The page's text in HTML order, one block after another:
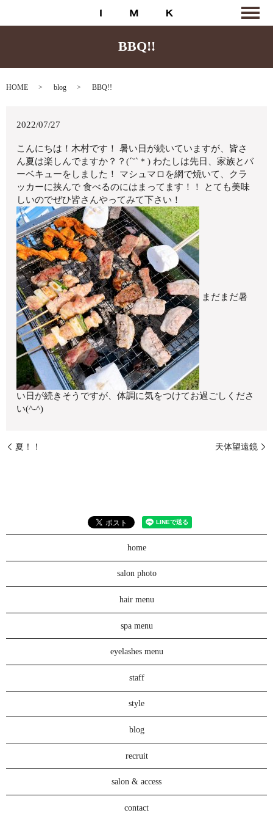
BBQ!!
HOME blog BBQ!!
2022/07/27
こんにちは！木村です！ 暑い日が続いていますが、皆さ
ん夏は楽しんでますか？？(´˘`＊) わたしは先日、家族とバ
ーベキューをしました！ マシュマロを網で焼いて、クラ
ッカーに挟んで 食べるのにはまってます！！ とても美味
しいのでぜひ皆さんやってみて下さい！
まだまだ暑
い日が続きそうですが、体調に気をつけてお過ごしくださ
い(^-^)
夏！！ 天体望遠鏡
home
salon photo
hair menu
spa menu
eyelashes menu
staff
style
blog
recruit
salon & access
contact